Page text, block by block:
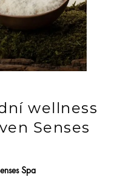
wellness
Senses
Spa